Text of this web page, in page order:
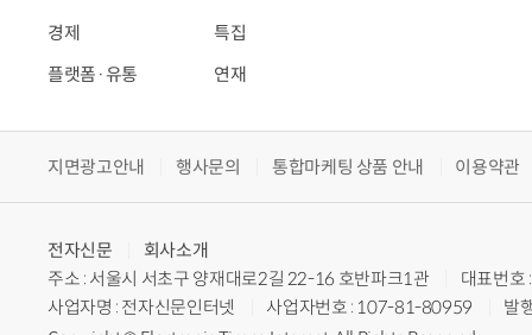
경제
플랫폼·유통
특집
연재
지면광고안내 행사문의 통합마케팅 상품 안내 이용약관
전자신문
회사소개
주소 : 서울시 서초구 양재대로2길 22-16 호반파크1관
대표번
사업자명 : 전자신문인터넷
사업자번호 : 107-81-80959
발